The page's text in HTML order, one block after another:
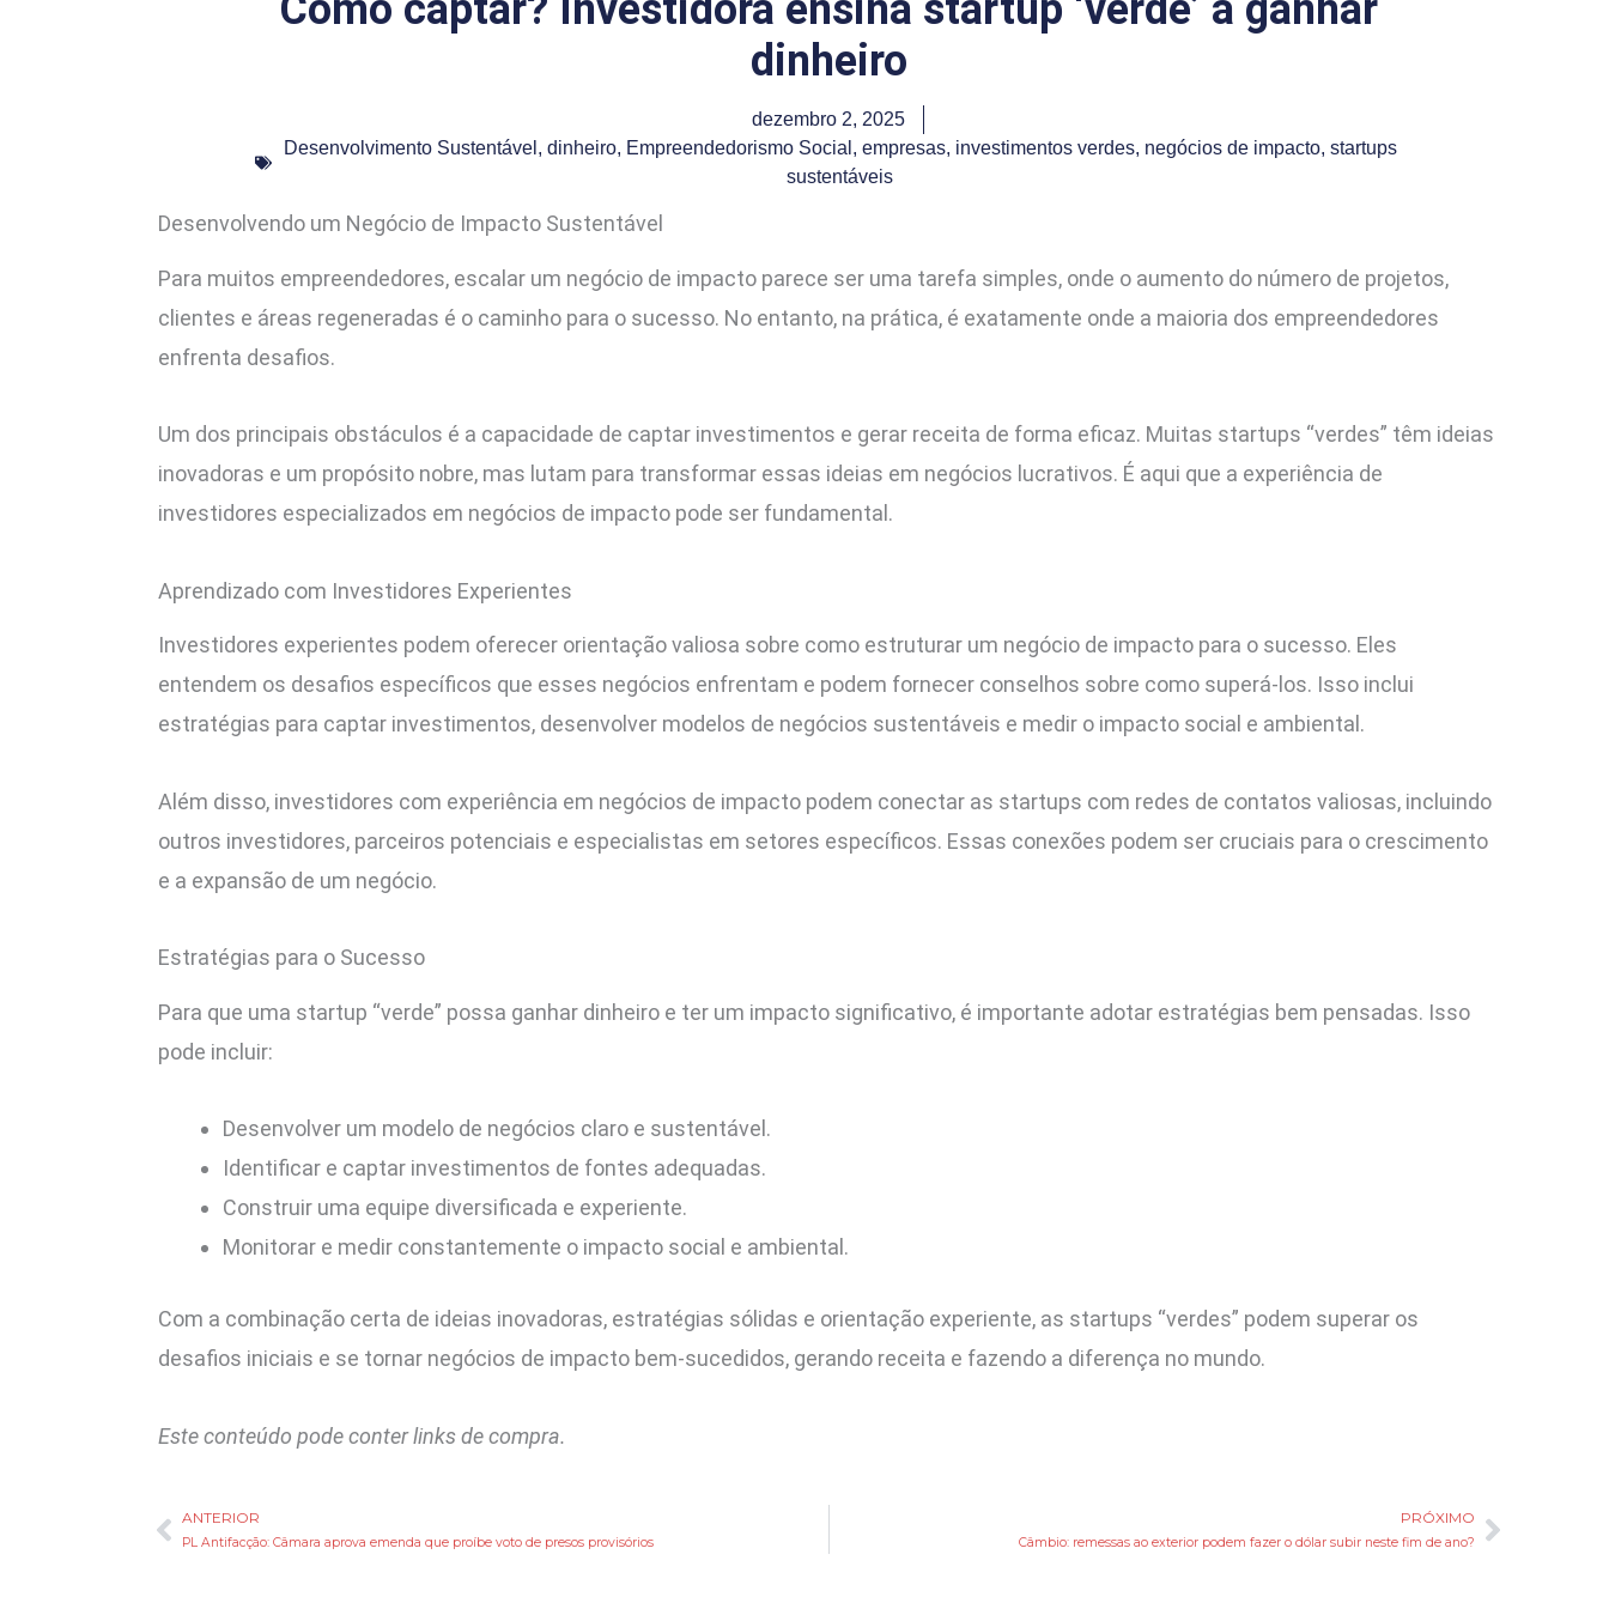
dinheiro
dezembro 2, 2025
Desenvolvimento Sustentável , dinheiro, Empreendedorismo Social , empresas, investimentos verdes, negócios de impacto, startups
sustentáveis
Desenvolvendo um Negócio de Impacto Sustentável
Para muitos empreendedores, escalar um negócio de impacto parece ser uma tarefa simples, onde o aumento do número de projetos,
clientes e áreas regeneradas é o caminho para o sucesso. No entanto, na prática, é exatamente onde a maioria dos empreendedores
enfrenta desafios.
Um dos principais obstáculos é a capacidade de captar investimentos e gerar receita de forma eficaz. Muitas startups “verdes” têm ideias
inovadoras e um propósito nobre, mas lutam para transformar essas ideias em negócios lucrativos. É aqui que a experiência de
investidores especializados em negócios de impacto pode ser fundamental.
Aprendizado com Investidores Experientes
Investidores experientes podem oferecer orientação valiosa sobre como estruturar um negócio de impacto para o sucesso. Eles
entendem os desafios específicos que esses negócios enfrentam e podem fornecer conselhos sobre como superá-los. Isso inclui
estratégias para captar investimentos, desenvolver modelos de negócios sustentáveis e medir o impacto social e ambiental.
Além disso, investidores com experiência em negócios de impacto podem conectar as startups com redes de contatos valiosas, incluindo
outros investidores, parceiros potenciais e especialistas em setores específicos. Essas conexões podem ser cruciais para o crescimento
e a expansão de um negócio.
Estratégias para o Sucesso
Para que uma startup “verde” possa ganhar dinheiro e ter um impacto significativo, é importante adotar estratégias bem pensadas. Isso
pode incluir:
Desenvolver um modelo de negócios claro e sustentável.
Identificar e captar investimentos de fontes adequadas.
Construir uma equipe diversificada e experiente.
Monitorar e medir constantemente o impacto social e ambiental.
Com a combinação certa de ideias inovadoras, estratégias sólidas e orientação experiente, as startups “verdes” podem superar os
desafios iniciais e se tornar negócios de impacto bem-sucedidos, gerando receita e fazendo a diferença no mundo.
Este conteúdo pode conter links de compra.
Anterior
ANTERIOR
PL Antifacção: Câmara aprova emenda que proíbe voto de presos provisórios
PRÓXIMO
Câmbio: remessas ao exterior podem fazer o dólar subir neste fim de ano?